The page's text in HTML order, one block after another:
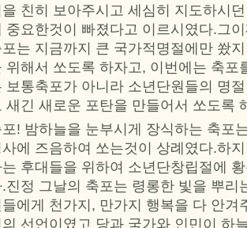
을 친히 보아주시고 세심히 지도하시
중요한것이 빠졌다고 이르시였다.그
포는 지금까지 큰 국가적명절에만 쐈
위해서 쏘도록 하자고, 이번에는 축포
보통축포가 아니라 소년단원들의 명
새긴 새로운 포탄을 만들어서 쏘도록
포! 밤하늘을 눈부시게 장식하는 축포
사에 즈음하여 쏘는것이 상례였다.하
후대들을 위하여 소년단창립절에
.진정 그날의 축포는 령롱한 빛을 뿌리
들에게 천가지, 만가지 행복을 다 안겨
의 선언이였고 당과 국가와 인민이 하